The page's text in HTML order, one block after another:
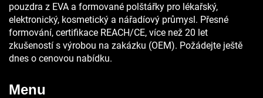
pouzdra z EVA a formované polštářky pro lékařský,
elektronický, kosmetický a nářadíový průmysl. Přesné
formování, certifikace REACH/CE, více než 20 let
zkušeností s výrobou na zakázku (OEM). Požádejte ještě
dnes o cenovou nabídku.
Menu